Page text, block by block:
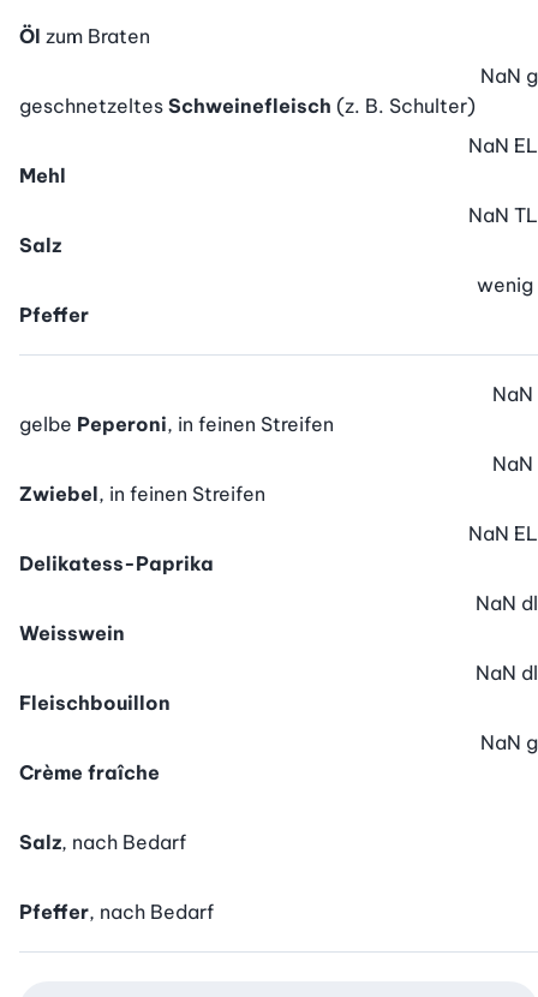
Öl zum Braten
geschnetzeltes Schweinefleisch (z. B. Schulter)
NaN g
Mehl
NaN EL
Salz
NaN TL
Pfeffer
wenig
gelbe Peperoni, in feinen Streifen
NaN
Zwiebel, in feinen Streifen
NaN
Delikatess-Paprika
NaN EL
Weisswein
NaN dl
Fleischbouillon
NaN dl
Crème fraîche
NaN g
Salz, nach Bedarf
Pfeffer, nach Bedarf